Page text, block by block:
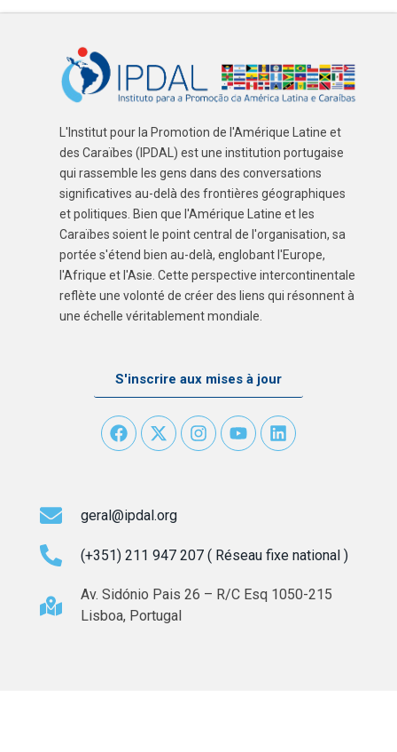
L'Institut pour la Promotion de l'Amérique Latine et
des Caraïbes (IPDAL) est une institution portugaise
qui rassemble les gens dans des conversations
significatives au-delà des frontières géographiques
et politiques. Bien que l'Amérique Latine et les
Caraïbes soient le point central de l'organisation, sa
portée s'étend bien au-delà, englobant l'Europe,
l'Afrique et l'Asie. Cette perspective intercontinentale
reflète une volonté de créer des liens qui résonnent à
une échelle véritablement mondiale.
S'inscrire aux mises à jour
geral@ipdal.org
(+351) 211 947 207 ( Réseau fixe national )
Av. Sidónio Pais 26 – R/C Esq 1050-215
Lisboa, Portugal